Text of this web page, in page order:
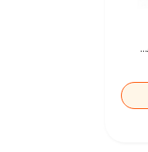
تشویقی استخوان جویدنی سگ اسنکی کرانچی با طعم مرغ Snacky Crunchy Munchy وزن 100 گرم